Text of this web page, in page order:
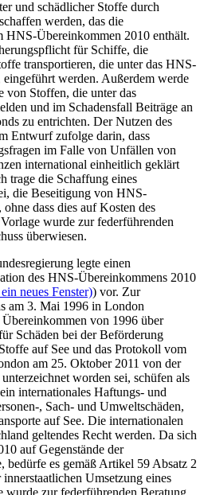
und schädlicher Stoffe durch
werden, das die
HNS-Übereinkommen 2010 enthält.
für Schiffe, die
transportieren, die unter das HNS-
werden. Außerdem werde
von Stoffen, die unter das
und im Schadensfall Beiträge an
zu entrichten. Der Nutzen des
Entwurf zufolge darin, dass
im Falle von Unfällen von
international einheitlich geklärt
trage die Schaffung eines
die Beseitigung von HNS-
dass dies auf Kosten des
wurde zur federführenden
überwiesen.
legte einen
des HNS-Übereinkommens 2010
neues Fenster)) vor. Zur
am 3. Mai 1996 in London
von 1996 über
Schäden bei der Beförderung
auf See und das Protokoll vom
am 25. Oktober 2011 von der
worden sei, schüfen als
internationales Haftungs- und
, Sach- und Umweltschäden,
auf See. Die internationalen
geltendes Recht werden. Da sich
auf Gegenstände der
bedürfe es gemäß Artikel 59 Absatz 2
innerstaatlichen Umsetzung eines
wurde zur federführenden Beratung